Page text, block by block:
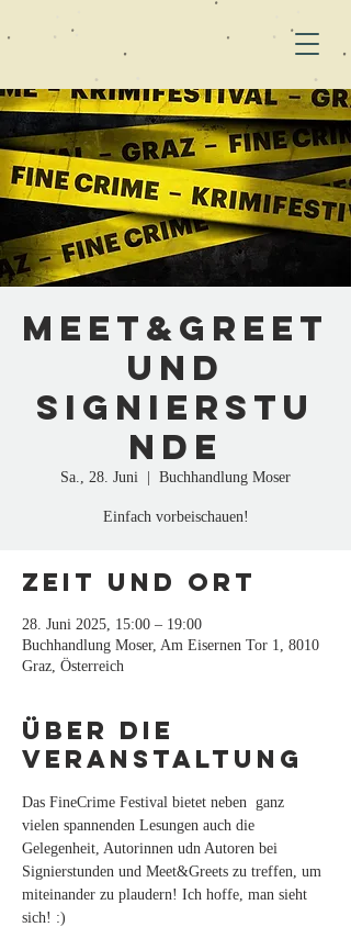
Meet&Greet
und
Signierstu
nde
Sa., 28. Juni Buchhandlung Moser
Einfach vorbeischauen!
Zeit und Ort
28. Juni 2025, 15:00 – 19:00
Buchhandlung Moser, Am Eisernen Tor 1, 8010
Graz, Österreich
Über die
Veranstaltung
Das FineCrime Festival bietet neben  ganz
vielen spannenden Lesungen auch die
Gelegenheit, Autorinnen udn Autoren bei
Signierstunden und Meet&Greets zu treffen, um
miteinander zu plaudern! Ich hoffe, man sieht
sich! :)